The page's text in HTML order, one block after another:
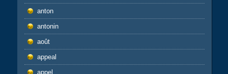
anton
antonin
août
appeal
appel